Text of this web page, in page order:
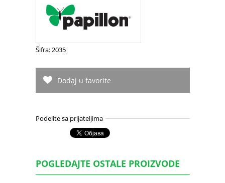
Šifra: 2035
Dodaj u favorite
Podelite sa prijateljima
POGLEDAJTE OSTALE PROIZVODE